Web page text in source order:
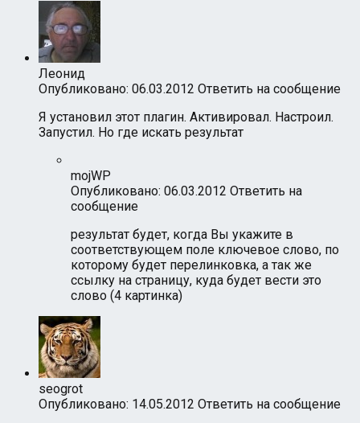
Леонид
Опубликовано: 06.03.2012 Ответить на сообщение
Я установил этот плагин. Активировал. Настроил.
Запустил. Но где искать результат
mojWP
Опубликовано: 06.03.2012 Ответить на
сообщение
результат будет, когда Вы укажите в
соответствующем поле ключевое слово, по
которому будет перелинковка, а так же
ссылку на страницу, куда будет вести это
слово (4 картинка)
seogrot
Опубликовано: 14.05.2012 Ответить на сообщение